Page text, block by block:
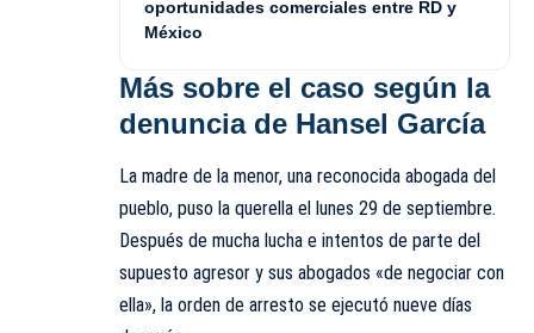
oportunidades comerciales entre RD y
México
Más sobre el caso según la
denuncia de Hansel García
La madre de la menor, una reconocida abogada del
pueblo, puso la querella el lunes 29 de septiembre.
Después de mucha lucha e intentos de parte del
supuesto agresor y sus abogados «de negociar con
ella», la orden de arresto se ejecutó nueve días